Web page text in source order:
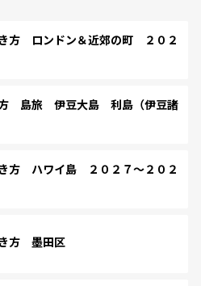
方 ロンドン＆近郊の町 ２０２
島旅 伊豆大島 利島（伊豆諸
方 ハワイ島 ２０２７～２０２
方 墨田区